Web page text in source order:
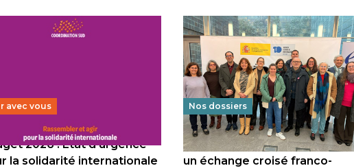
avec vous
2026 : État d’urgence
la solidarité internationale
Nos dossiers
Éducation au vivre-ensemble :
un échange croisé franco-